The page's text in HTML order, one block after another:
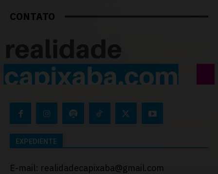
CONTATO
EXPEDIENTE
E-mail: realidadecapixaba@gmail.com